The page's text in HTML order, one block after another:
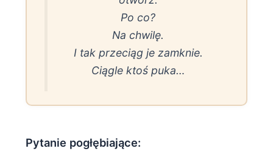
Po co?
Na chwilę.
I tak przeciąg je zamknie.
Ciągle ktoś puka…
Pytanie pogłębiające: